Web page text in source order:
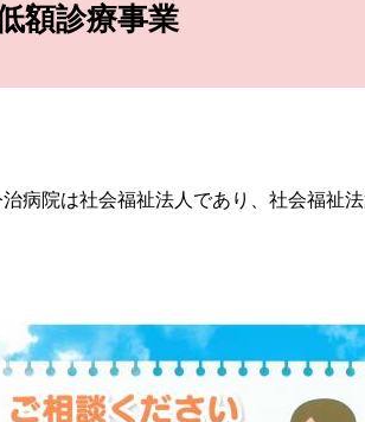
額診療事業
病院は社会福祉法人であり、社会福祉